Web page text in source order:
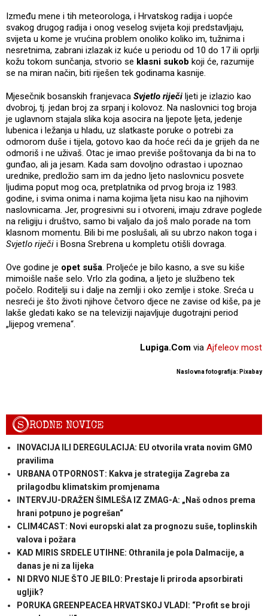
Između mene i tih meteorologa, i Hrvatskog radija i uopće
svakog drugog radija i onog veselog svijeta koji predstavljaju,
svijeta u kome je vrućina problem onoliko koliko im, tužnima i
nesretnima, zabrani izlazak iz kuće u periodu od 10 do 17 ili oprlji
kožu tokom sunčanja, stvorio se klasni sukob koji će, razumije
se na miran način, biti riješen tek godinama kasnije.
Mjesečnik bosanskih franjevaca Svjetlo riječi ljeti je izlazio kao
dvobroj, tj. jedan broj za srpanj i kolovoz. Na naslovnici tog broja
je uglavnom stajala slika koja asocira na ljepote ljeta, jedenje
lubenica i ležanja u hladu, uz slatkaste poruke o potrebi za
odmorom duše i tijela, gotovo kao da hoće reći da je grijeh da ne
odmoriš i ne uživaš. Otac je imao previše poštovanja da bi na to
gunđao, ali ja jesam. Kada sam dovoljno odrastao i upoznao
urednike, predložio sam im da jedno ljeto naslovnicu posvete
ljudima poput mog oca, pretplatnika od prvog broja iz 1983.
godine, i svima onima i nama kojima ljeta nisu kao na njihovim
naslovnicama. Jer, progresivni su i otvoreni, imaju zdrave poglede
na religiju i društvo, samo bi valjalo da još malo porade na tom
klasnom momentu. Bili bi me poslušali, ali su ubrzo nakon toga i
Svjetlo riječi i Bosna Srebrena u kompletu otišli dovraga.
Ove godine je opet suša. Proljeće je bilo kasno, a sve su kiše
mimoišle naše selo. Vrlo zla godina, a ljeto je službeno tek
počelo. Roditelji su i dalje na zemlji i oko zemlje i stoke. Sreća u
nesreći je što životi njihove četvoro djece ne zavise od kiše, pa je
lakše gledati kako se na televiziji najavljuje dugotrajni period
„lijepog vremena“.
Lupiga.Com via Ajfeleov most
Naslovna fotografija: Pixabay
SRODNE NOVICE
INOVACIJA ILI DEREGULACIJA: EU otvorila vrata novim GMO
pravilima
URBANA OTPORNOST: Kakva je strategija Zagreba za
prilagodbu klimatskim promjenama
INTERVJU-DRAŽEN ŠIMLEŠA IZ ZMAG-A: „Naš odnos prema
hrani potpuno je pogrešan“
CLIM4CAST: Novi europski alat za prognozu suše, toplinskih
valova i požara
KAD MIRIS SRDELE UTIHNE: Othranila je pola Dalmacije, a
danas je ni za lijeka
NI DRVO NIJE ŠTO JE BILO: Prestaje li priroda apsorbirati
ugljik?
PORUKA GREENPEACEA HRVATSKOJ VLADI: “Profit se broji